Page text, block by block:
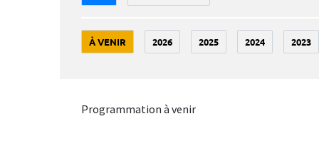
À VENIR 2026 2025 2024 2023
Programmation à venir